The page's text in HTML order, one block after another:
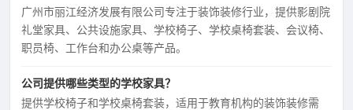
广州市丽江经济发展有限公司专注于装饰装修行业，提供影剧院
礼堂家具、公共设施家具、学校椅子、学校桌椅套装、会议椅、
职员椅、工作台和办公桌等产品。
公司提供哪些类型的学校家具？
提供学校椅子和学校桌椅套装，适用于教育机构的装饰装修需